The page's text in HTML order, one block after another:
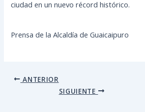
ciudad en un nuevo récord histórico.
Prensa de la Alcaldía de Guaicaipuro
ANTERIOR
SIGUIENTE